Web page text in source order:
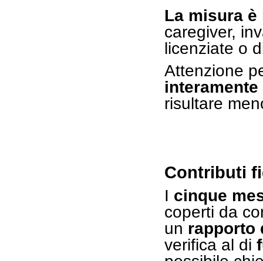
La misura
caregiver,
licenziate o
Attenzione
risultare
Contributi
I cinque
coperti da
un rapporto
verifica al di